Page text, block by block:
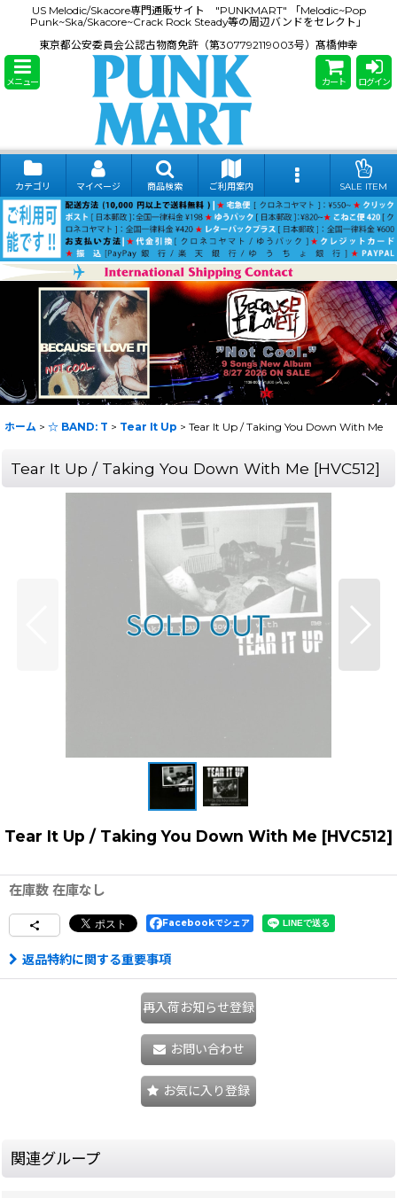
US Melodic/Skacore専門通販サイト "PUNKMART" 「Melodic~Pop
Punk~Ska/Skacore~Crack Rock Steady等の周辺バンドをセレクト」
東京都公安委員会公認古物商免許（第307792119003号）髙橋伸幸
メニュー カート ログイン
カテゴリ マイページ 商品検索 ご利用案内 SALE ITEM
ホーム > ☆ BAND: T > Tear It Up > Tear It Up / Taking You Down With Me
Tear It Up / Taking You Down With Me [HVC512]
Tear It Up / Taking You Down With Me [HVC512]
在庫数 在庫なし
Facebookでシェア
返品特約に関する重要事項
再入荷お知らせ登録
お問い合わせ
お気に入り登録
関連グループ